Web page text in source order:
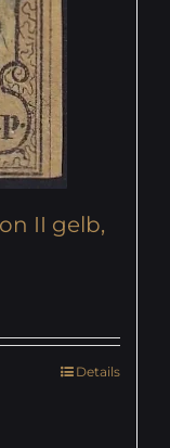
II gelb,
Details